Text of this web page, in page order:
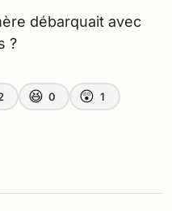
débarquait avec
?
😆 0 😲 1